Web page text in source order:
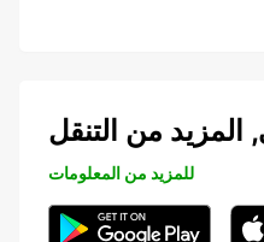
المزيد من التنقل
للمزيد من المعلومات